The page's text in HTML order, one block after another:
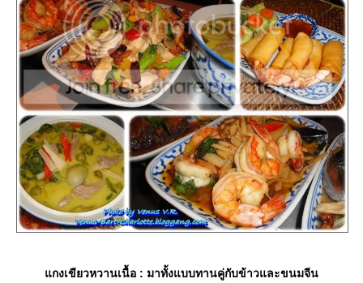
กงเขียวหวานเนื้อ : มาทั้งแบบทานคู่กับข้าวและขนมจีน